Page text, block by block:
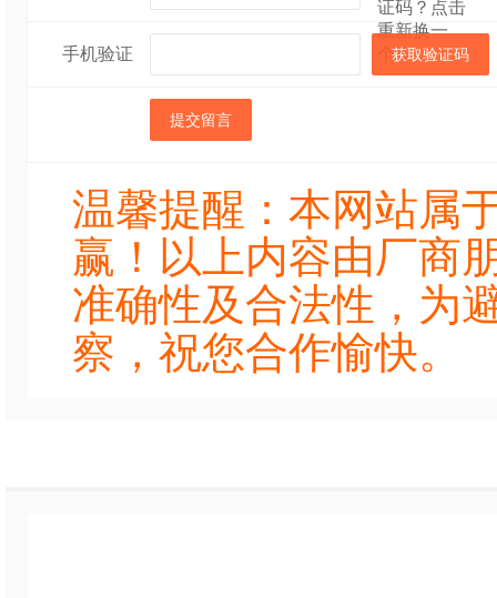
手机验证 获取验证码
提交留言
温馨提醒：本网站属
赢！以上内容由厂商
准确性及合法性，为
察，祝您合作愉快。